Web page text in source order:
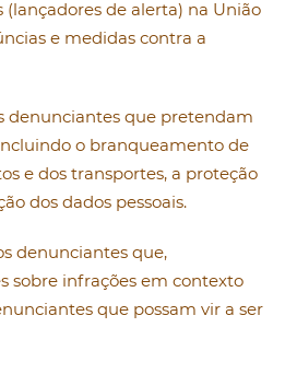
de alerta) na União
e medidas contra a
denunciantes que pretendam
o branqueamento de
e dos transportes, a proteção
dos dados pessoais.
denunciantes que,
sobre infrações em contexto
que possam vir a ser